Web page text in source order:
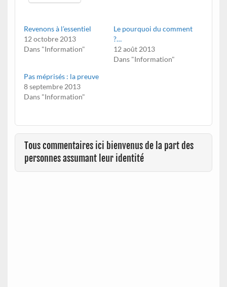
Revenons à l’essentiel
12 octobre 2013
Dans "Information"
Le pourquoi du comment
?…
12 août 2013
Dans "Information"
Pas méprisés : la preuve
8 septembre 2013
Dans "Information"
Tous commentaires ici bienvenus de la part des
personnes assumant leur identité